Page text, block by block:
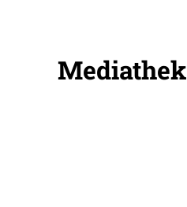
Mediathek